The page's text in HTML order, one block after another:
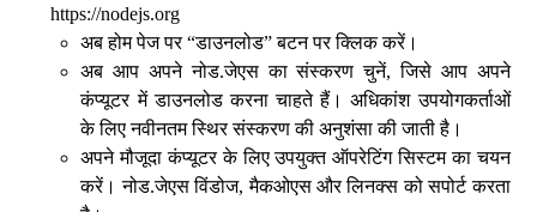
https://nodejs.org
अब होम पेज पर “डाउनलोड” बटन पर क्लिक करें।
अब आप अपने नोड.जेएस का संस्करण चुनें, जिसे आप अपने
कंप्यूटर में डाउनलोड करना चाहते हैं। अधिकांश उपयोगकर्ताओं
के लिए नवीनतम स्थिर संस्करण की अनुशंसा की जाती है।
अपने मौजूदा कंप्यूटर के लिए उपयुक्त ऑपरेटिंग सिस्टम का चयन
करें। नोड.जेएस विंडोज, मैकओएस और लिनक्स को सपोर्ट करता